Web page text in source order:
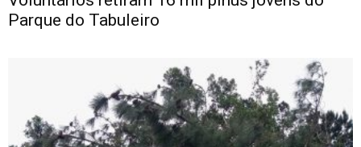
Parque do Tabuleiro